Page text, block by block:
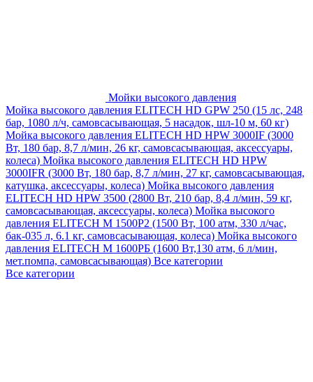
Мойки высокого давления
Мойка высокого давления ELITECH HD GPW 250 (15 лс, 248
бар, 1080 л/ч, самовсасывающая, 5 насадок, шл-10 м, 60 кг)
Мойка высокого давления ELITECH HD HPW 3000IF (3000
Вт, 180 бар, 8,7 л/мин, 26 кг, самовсасывающая, аксессуары,
колеса) Мойка высокого давления ELITECH HD HPW
3000IFR (3000 Вт, 180 бар, 8,7 л/мин, 27 кг, самовсасывающая,
катушка, аксессуары, колеса) Мойка высокого давления
ELITECH HD HPW 3500 (2800 Вт, 210 бар, 8,4 л/мин, 59 кг,
самовсасывающая, аксессуары, колеса) Мойка высокого
давления ELITECH M 1500P2 (1500 Вт, 100 атм, 330 л/час,
бак-035 л, 6.1 кг, самовсасывающая, колеса) Мойка высокого
давления ELITECH М 1600РБ (1600 Вт,130 атм, 6 л/мин,
мет.помпа, самовсасывающая) Все категории
Все категории